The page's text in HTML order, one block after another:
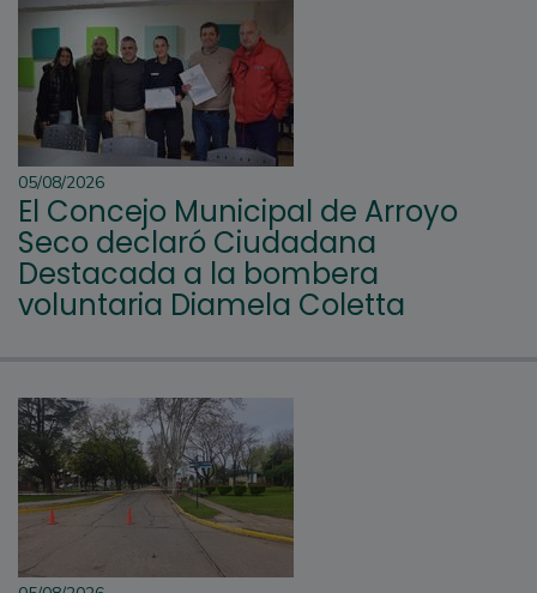
05/08/2026
El Concejo Municipal de Arroyo
Seco declaró Ciudadana
Destacada a la bombera
voluntaria Diamela Coletta